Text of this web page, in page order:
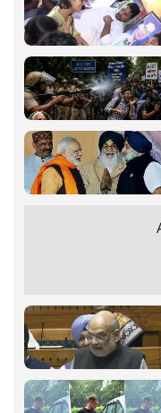
भारत में ‘हिंदू राष्ट्रवाद’
जातियों के विद्रोह के रूप
उच्च जातियों के लिए एक
सामाजिक व्यवस्था को
भारत में ‘हिंदू राष्ट्रवाद’
और अधिक समानमूलक
क़दम को लोकतंत्र की
हिंदू राष्ट्रवादके आवश्यक
जाना जाता है, को
‘एसेंशियल्स ऑफ़
से समझाया है और